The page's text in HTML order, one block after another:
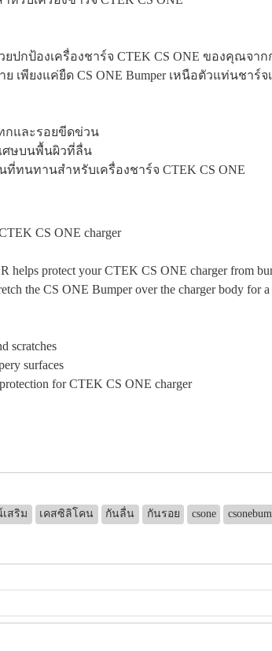
วยปกป้องเครื่องชาร์จ CTEK CS ONE ของคุณ
เพียงแค่ยืด CS ONE Bumper เหนือตัวแท่นชา
กและรอยขีดข่วน
ศษบนพื้นผิวที่ลื่น
ทนทานสำหรับเครื่องชาร์จ CTEK CS ONE
CS ONE charger
helps protect your CTEK CS ONE charger from
the CS ONE Bumper over the charger body for
scratches
surfaces
for CTEK CS ONE charger
สริม เคสซิลิโคน กันลื่น กันรอย csone